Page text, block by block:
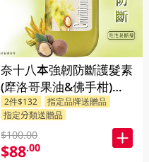
奈十八本強韌防斷護髮素
(犘洛哥果油&佛手柑)
550ML
2件$132
指定品牌送贈品
指定分類送贈品
$100.00
$88.00